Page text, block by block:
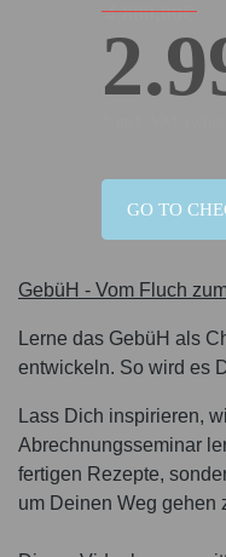
4.800,00€
GO TO
GebüH - Vom Fluch
Lerne das GebüH als
entwickeln. So wird es
Lass Dich inspirieren,
Abrechnungsseminar
fertigen Rezepte,
um Deinen Weg gehen